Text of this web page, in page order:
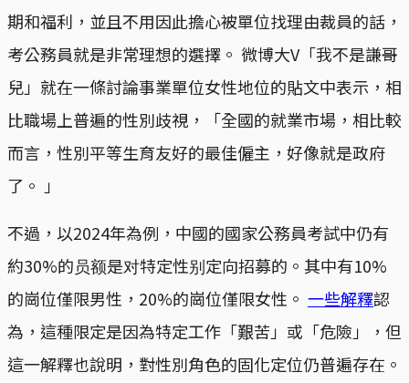
期和福利，並且不用因此擔心被單位找理由裁員的話，
考公務員就是非常理想的選擇。 微博大V「我不是謙哥
兒」就在一條討論事業單位女性地位的貼文中表示，相
比職場上普遍的性別歧視，「全國的就業市場，相比較
而言，性別平等生育友好的最佳僱主，好像就是政府
了。 」
不過，以2024年為例，中國的國家公務員考試中仍有
約30%的员额是对特定性别定向招募的。其中有10%
的崗位僅限男性，20%的崗位僅限女性。 一些解釋認
為，這種限定是因為特定工作「艱苦」或「危險」，但
這一解釋也說明，對性別角色的固化定位仍普遍存在。